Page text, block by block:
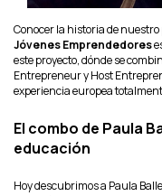
Conocer la historia de
Jóvenes Emprendedores
este proyecto, dónde se
Entrepreneur y Host
experiencia europea
El combo de Paula
educación
Hoy descubrimos a Paula